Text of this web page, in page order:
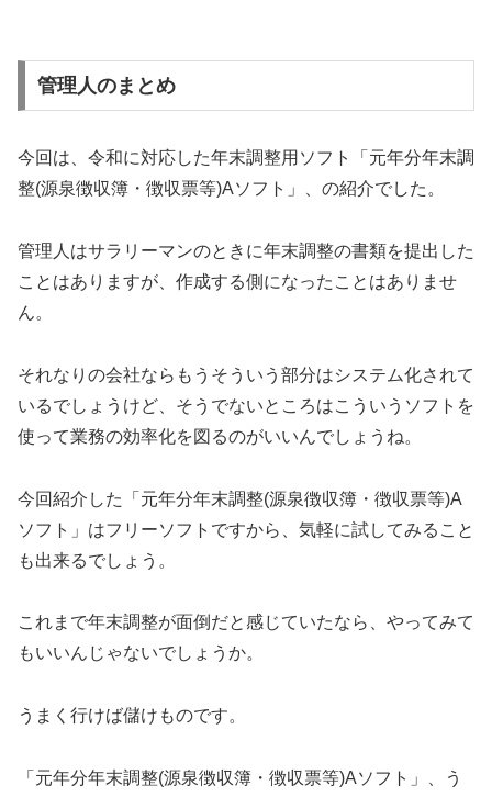
管理人のまとめ
今回は、令和に対応した年末調整用ソフト「元年分年末調
整(源泉徴収簿・徴収票等)Aソフト」、の紹介でした。
管理人はサラリーマンのときに年末調整の書類を提出した
ことはありますが、作成する側になったことはありませ
ん。
それなりの会社ならもうそういう部分はシステム化されて
いるでしょうけど、そうでないところはこういうソフトを
使って業務の効率化を図るのがいいんでしょうね。
今回紹介した「元年分年末調整(源泉徴収簿・徴収票等)A
ソフト」はフリーソフトですから、気軽に試してみること
も出来るでしょう。
これまで年末調整が面倒だと感じていたなら、やってみて
もいいんじゃないでしょうか。
うまく行けば儲けものです。
「元年分年末調整(源泉徴収簿・徴収票等)Aソフト」、う